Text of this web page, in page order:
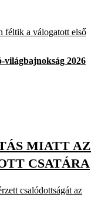
féltik a válogatott első
világbajnokság 2026
MIATT AZ
CSATÁRA
csalódottságát az